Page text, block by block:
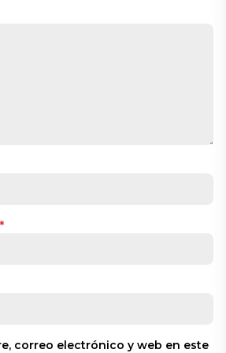
*
correo electrónico y web en este